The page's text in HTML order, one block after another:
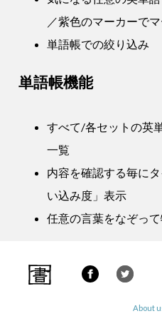
／紫色のマーカーで
単語帳での絞り込み
単語帳機能
すべて/各セットの英
一覧
内容を確認する毎に
い込み度」表示
任意の言葉をなぞっ
About